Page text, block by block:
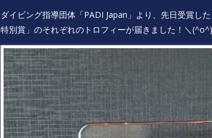
ダイビング指導団体「PADI Japan」より、先日受賞し
特別賞」のそれぞれのトロフィーが届きました！＼